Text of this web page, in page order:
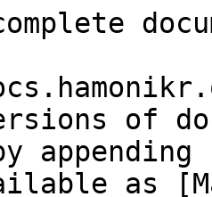
of
as